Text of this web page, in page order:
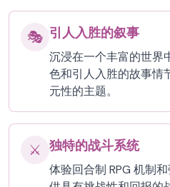
🎭 引人入胜的叙事
沉浸在一个丰富的世界
色和引人入胜的故事情
元性的主题。
⚔️ 独特的战斗系统
体验回合制 RPG 机制